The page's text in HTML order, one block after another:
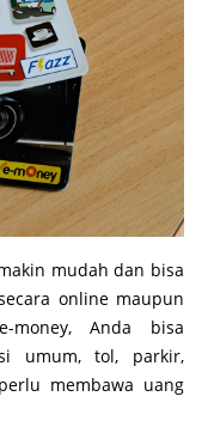
mudah dan bisa
online maupun
money, Anda bisa
umum, tol, parkir,
membawa uang